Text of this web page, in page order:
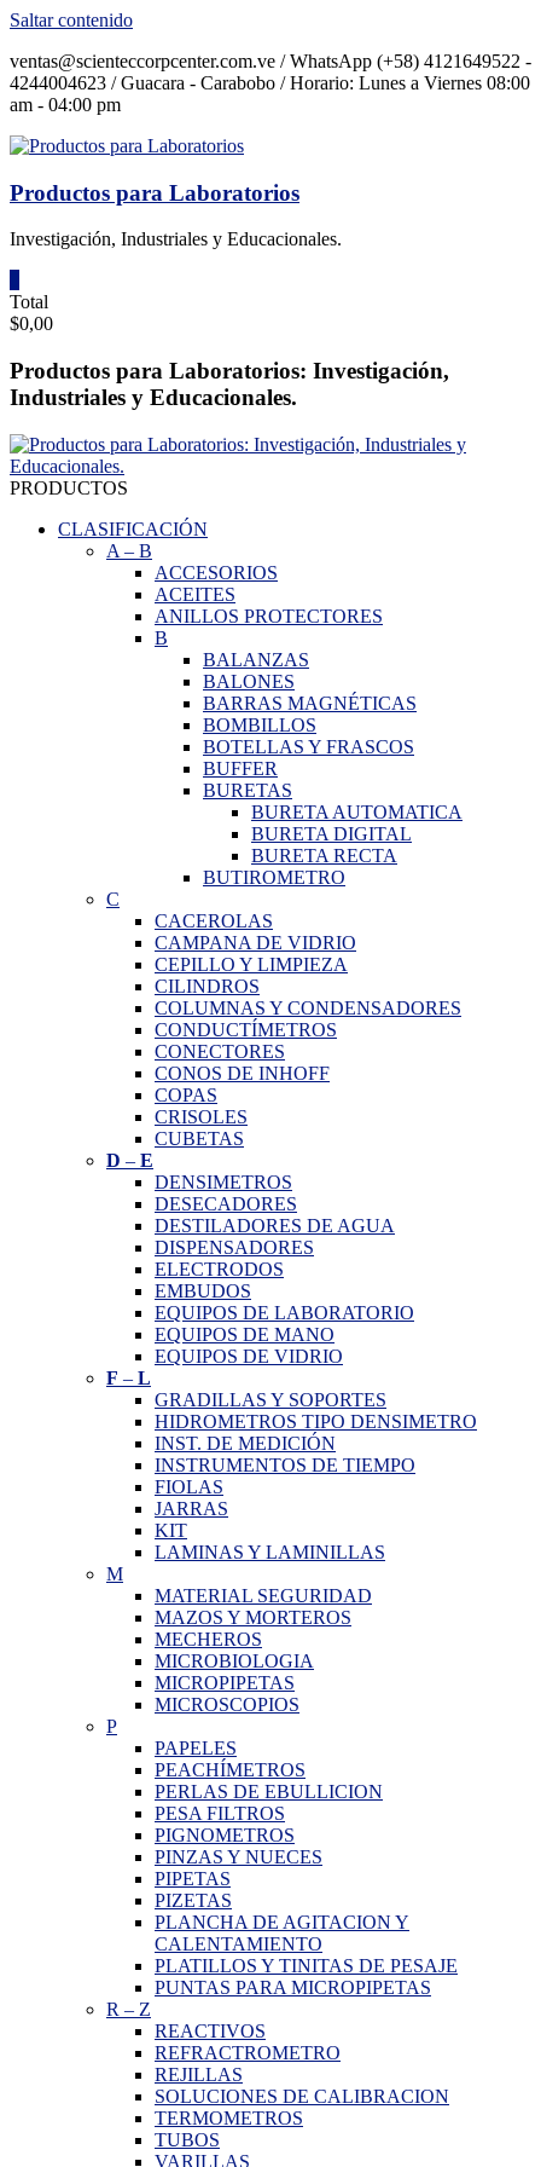
Saltar contenido
ventas@scienteccorpcenter.com.ve / WhatsApp (+58) 4121649522 -
4244004623 / Guacara - Carabobo / Horario: Lunes a Viernes 08:00
am - 04:00 pm
Productos para Laboratorios
Investigación, Industriales y Educacionales.
Total
$0,00
Productos para Laboratorios: Investigación,
Industriales y Educacionales.
PRODUCTOS
CLASIFICACIÓN
A – B
ACCESORIOS
ACEITES
ANILLOS PROTECTORES
B
BALANZAS
BALONES
BARRAS MAGNÉTICAS
BOMBILLOS
BOTELLAS Y FRASCOS
BUFFER
BURETAS
BURETA AUTOMATICA
BURETA DIGITAL
BURETA RECTA
BUTIROMETRO
C
CACEROLAS
CAMPANA DE VIDRIO
CEPILLO Y LIMPIEZA
CILINDROS
COLUMNAS Y CONDENSADORES
CONDUCTÍMETROS
CONECTORES
CONOS DE INHOFF
COPAS
CRISOLES
CUBETAS
D – E
DENSIMETROS
DESECADORES
DESTILADORES DE AGUA
DISPENSADORES
ELECTRODOS
EMBUDOS
EQUIPOS DE LABORATORIO
EQUIPOS DE MANO
EQUIPOS DE VIDRIO
F – L
GRADILLAS Y SOPORTES
HIDROMETROS TIPO DENSIMETRO
INST. DE MEDICIÓN
INSTRUMENTOS DE TIEMPO
FIOLAS
JARRAS
KIT
LAMINAS Y LAMINILLAS
M
MATERIAL SEGURIDAD
MAZOS Y MORTEROS
MECHEROS
MICROBIOLOGIA
MICROPIPETAS
MICROSCOPIOS
P
PAPELES
PEACHÍMETROS
PERLAS DE EBULLICION
PESA FILTROS
PIGNOMETROS
PINZAS Y NUECES
PIPETAS
PIZETAS
PLANCHA DE AGITACION Y
CALENTAMIENTO
PLATILLOS Y TINITAS DE PESAJE
PUNTAS PARA MICROPIPETAS
R – Z
REACTIVOS
REFRACTROMETRO
REJILLAS
SOLUCIONES DE CALIBRACION
TERMOMETROS
TUBOS
VARILLAS